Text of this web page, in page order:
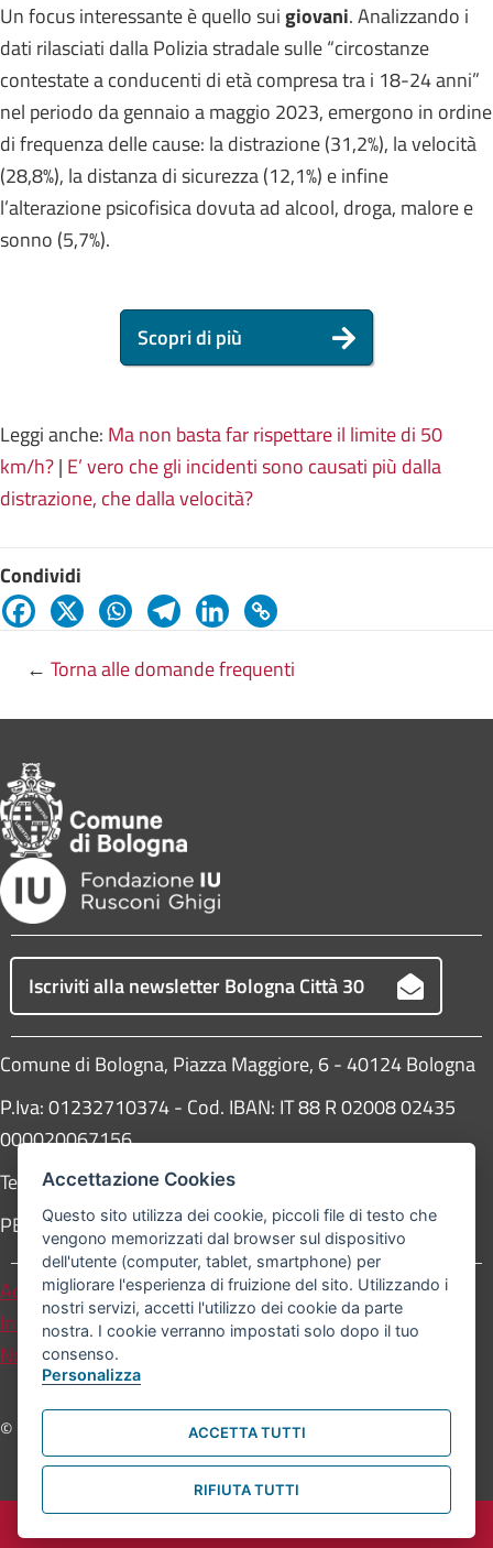
Un focus interessante è quello suigiovani. Analizzando i
dati rilasciati dalla Polizia stradale sulle “circostanze
contestate a conducenti di età compresa tra i 18-24 anni”
nel periodo da gennaio a maggio 2023, emergono in ordine
di frequenza delle cause: la distrazione (31,2%), la velocità
(28,8%), la distanza di sicurezza (12,1%) e infine
l’alterazione psicofisica dovuta ad alcool, droga, malore e
sonno (5,7%).
Scopri di più
Leggi anche: Ma non basta far rispettare il limite di 50
km/h?| E’ vero che gli incidenti sono causati più dalla
distrazione, che dalla velocità?
Condividi
← Torna alle domande frequenti
Iscriviti alla newsletter Bologna Città 30
Comune di Bologna, Piazza Maggiore, 6 - 40124 Bologna
P.Iva: 01232710374 - Cod. IBAN: IT 88 R 02008 02435
000020067156
Telefono:051203040
PEC: protocollogenerale@pec.comune.bologna.it
Accessibilità
Carta dei valori
Informativa sul trattamento dei dati personali
Note legali
© Comune di Bologna. Tutti i diritti riservati.
Accettazione Cookies
Questo sito utilizza dei cookie, piccoli file di testo che
vengono memorizzati dal browser sul dispositivo
dell'utente (computer, tablet, smartphone) per
migliorare l'esperienza di fruizione del sito. Utilizzando i
nostri servizi, accetti l'utilizzo dei cookie da parte
nostra. I cookie verranno impostati solo dopo il tuo
consenso.
Personalizza
ACCETTA TUTTI
RIFIUTA TUTTI